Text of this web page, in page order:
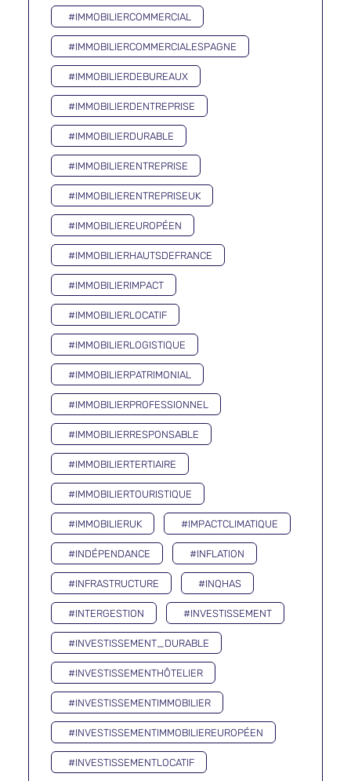
#IMMOBILIERCOMMERCIAL
#IMMOBILIERCOMMERCIALESPAGNE
#IMMOBILIERDEBUREAUX
#IMMOBILIERDENTREPRISE
#IMMOBILIERDURABLE
#IMMOBILIERENTREPRISE
#IMMOBILIERENTREPRISEUK
#IMMOBILIEREUROPÉEN
#IMMOBILIERHAUTSDEFRANCE
#IMMOBILIERIMPACT
#IMMOBILIERLOCATIF
#IMMOBILIERLOGISTIQUE
#IMMOBILIERPATRIMONIAL
#IMMOBILIERPROFESSIONNEL
#IMMOBILIERRESPONSABLE
#IMMOBILIERTERTIAIRE
#IMMOBILIERTOURISTIQUE
#IMMOBILIERUK #IMPACTCLIMATIQUE
#INDÉPENDANCE #INFLATION
#INFRASTRUCTURE #INQHAS
#INTERGESTION #INVESTISSEMENT
#INVESTISSEMENT_DURABLE
#INVESTISSEMENTHÔTELIER
#INVESTISSEMENTIMMOBILIER
#INVESTISSEMENTIMMOBILIEREUROPÉEN
#INVESTISSEMENTLOCATIF